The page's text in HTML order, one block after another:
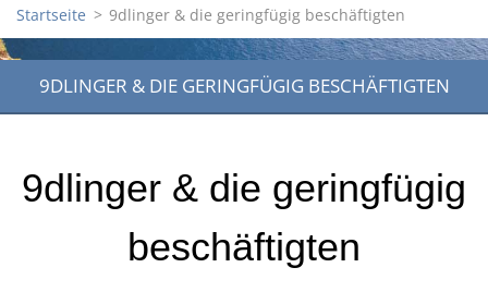
Startseite > 9dlinger & die geringfügig beschäftigten
9DLINGER & DIE GERINGFÜGIG BESCHÄFTIGTEN
9dlinger & die geringfügig
beschäftigten